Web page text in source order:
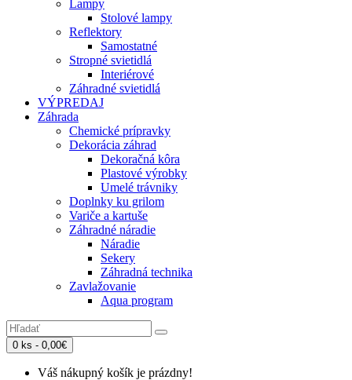
Lampy
Stolové lampy
Reflektory
Samostatné
Stropné svietidlá
Interiérové
Záhradné svietidlá
VÝPREDAJ
Záhrada
Chemické prípravky
Dekorácia záhrad
Dekoračná kôra
Plastové výrobky
Umelé trávniky
Doplnky ku grilom
Variče a kartuše
Záhradné náradie
Náradie
Sekery
Záhradná technika
Zavlažovanie
Aqua program
0 ks - 0,00€
Váš nákupný košík je prázdny!